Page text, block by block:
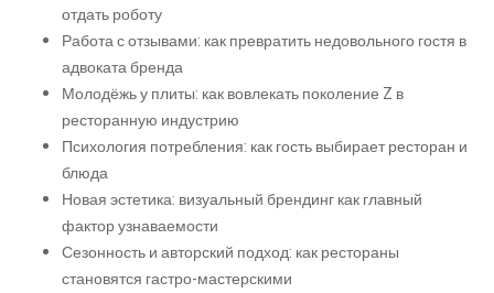
отдать роботу
Работа с отзывами: как превратить недовольного гостя в
адвоката бренда
Молодёжь у плиты: как вовлекать поколение Z в
ресторанную индустрию
Психология потребления: как гость выбирает ресторан и
блюда
Новая эстетика: визуальный брендинг как главный
фактор узнаваемости
Сезонность и авторский подход: как рестораны
становятся гастро-мастерскими